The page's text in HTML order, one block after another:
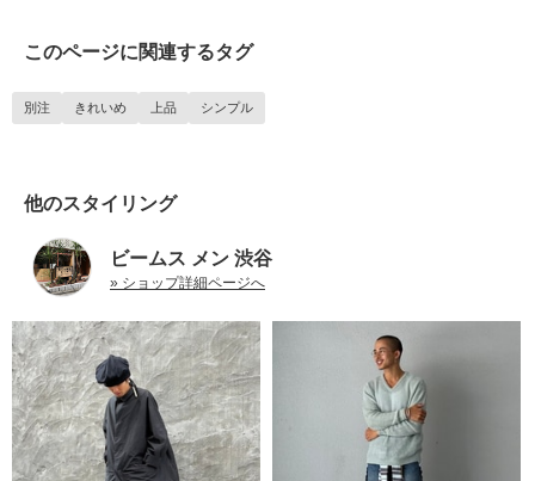
このページに関連するタグ
別注 きれいめ 上品 シンプル
他のスタイリング
ビームス メン 渋谷
» ショップ詳細ページへ